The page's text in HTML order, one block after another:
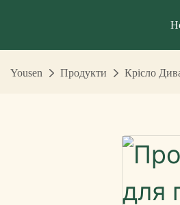
Yousen Продукти Крісло